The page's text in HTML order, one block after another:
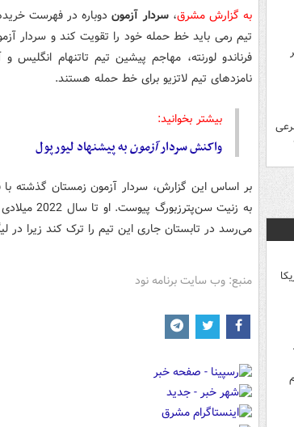
به گزارش مشرق،سردار آزمون دوباره در فهرست
فرناندو لورنته، مهاجم پیشین تیم تاتنهام انگلیس
نامزدهای تیم لاتزیو برای خط حمله هستند.
بیشتر بخوانید:
واکنش سردارآزمونبه پیشنهاد لیورپول
به زنیت
می‌رسد در تابستان جاری این تیم را ترک کند زیرا در
منبع: وب سایت برنامه نود